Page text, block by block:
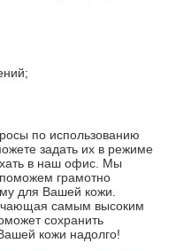
по использованию
задать их в режиме
в наш офис. Мы
грамотно
для Вашей кожи.
самым высоким
сохранить
кожи надолго!